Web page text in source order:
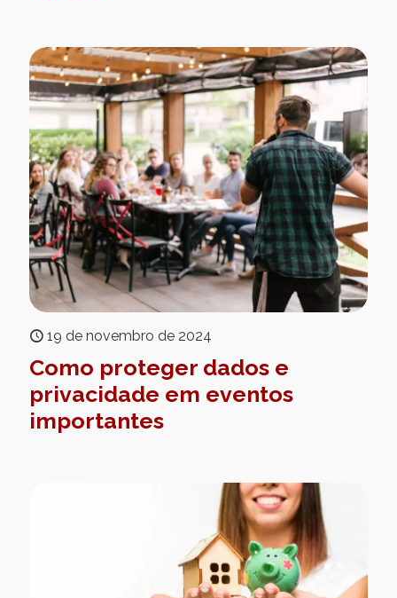
19 de novembro de 2024
Como proteger dados e
privacidade em eventos
importantes